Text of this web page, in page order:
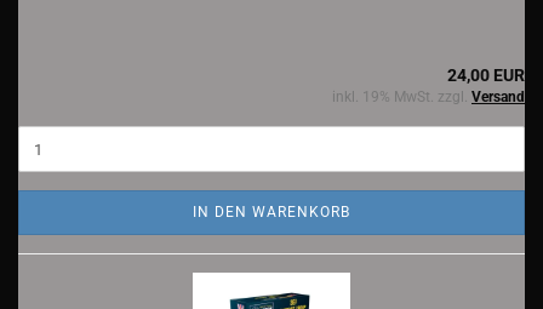
24,00 EUR
inkl. 19% MwSt. zzgl. Versand
IN DEN WARENKORB